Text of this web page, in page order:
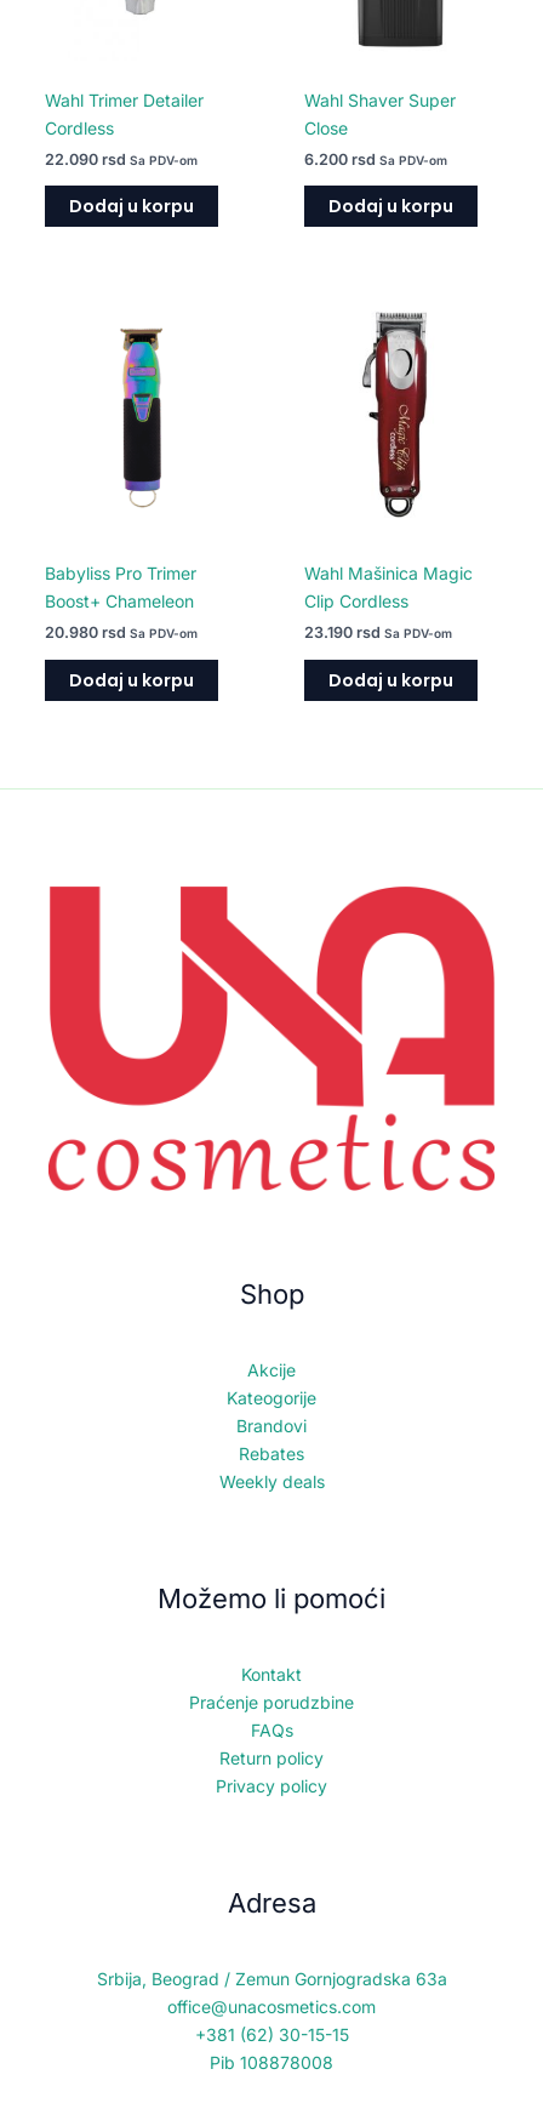
Wahl Trimer Detailer
Cordless
22.090 rsd Sa PDV-om
Dodaj u korpu
Wahl Shaver Super
Close
6.200 rsd Sa PDV-om
Dodaj u korpu
Babyliss Pro Trimer
Boost+ Chameleon
20.980 rsd Sa PDV-om
Dodaj u korpu
Wahl Mašinica Magic
Clip Cordless
23.190 rsd Sa PDV-om
Dodaj u korpu
Shop
Akcije
Kateogorije
Brandovi
Rebates
Weekly deals
Možemo li pomoći
Kontakt
Praćenje porudzbine
FAQs
Return policy
Privacy policy
Adresa
Srbija, Beograd / Zemun Gornjogradska 63a
office@unacosmetics.com
+381 (62) 30-15-15
Pib 108878008